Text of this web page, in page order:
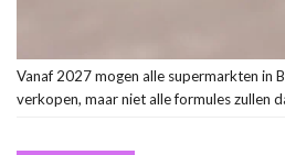
Vanaf 2027 mogen alle supermarkten in
verkopen, maar niet alle formules zullen